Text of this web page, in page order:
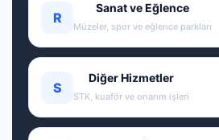
R
Sanat ve Eğlence
Müzeler, spor ve eğlence parkları
S
Diğer Hizmetler
STK, kuaför ve onarım işleri